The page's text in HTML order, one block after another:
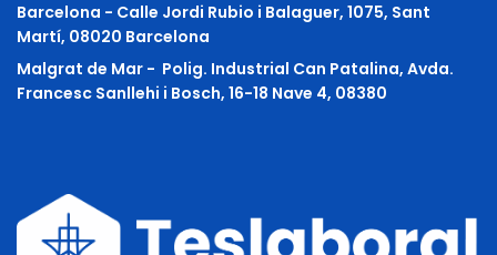
Barcelona - Calle Jordi Rubio i Balaguer, 1075, Sant
Martí, 08020 Barcelona
Malgrat de Mar - Polig. Industrial Can Patalina, Avda.
Francesc Sanllehi i Bosch, 16-18 Nave 4, 08380